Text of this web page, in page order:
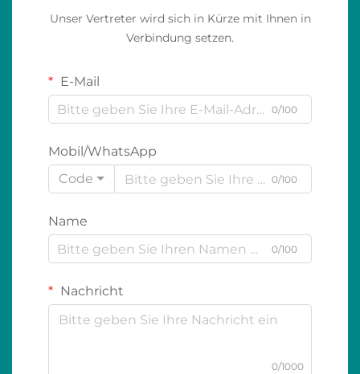
Unser Vertreter wird sich in Kürze mit Ihnen in
Verbindung setzen.
E-Mail
0/100
Mobil/WhatsApp
Code
0/100
Name
0/100
Nachricht
0/1000